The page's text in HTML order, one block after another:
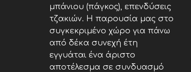
μπάνιου (πάγκος), επενδύσεις
τζακιών. Η παρουσία μας στο
συγκεκριμένο χώρο για πάνω
από δέκα συνεχή έτη
εγγυάται ένα άριστο
αποτέλεσμα σε συνδυασμό